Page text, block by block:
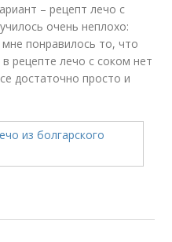
– рецепт лечо с
очень неплохо:
понравилось то, что
рецепте лечо с соком нет
достаточно просто и